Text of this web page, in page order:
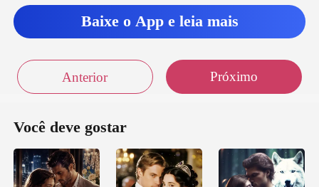
Baixe o App e leia mais
Anterior Próximo
Você deve gostar